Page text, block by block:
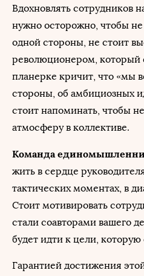
Вдохновлять сотрудников
нужно осторожно, чтобы не
одной стороны, не стоит
революционером, который
планерке кричит, что «мы
стороны, об амбициозных
стоит напоминать, чтобы
атмосферу в коллективе.
Команда
жить в сердце
тактических моментах, в
Стоит мотивировать
стали соавторами вашего
будет идти к цели,
Гарантией достижения